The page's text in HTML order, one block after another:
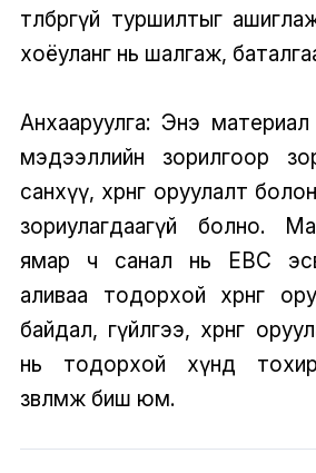
төлбөргүй туршилтыг
хоёуланг нь шалгаж,
Анхааруулга: Энэ материал
мэдээллийн зорилгоор
санхүү, хөрөнгө оруулалт болон
зориулагдаагүй болно.
ямар ч санал нь EBC
аливаа тодорхой хөрөнгө
байдал, гүйлгээ, хөрөнгө
нь тодорхой хүнд
зөвлөмж биш юм.